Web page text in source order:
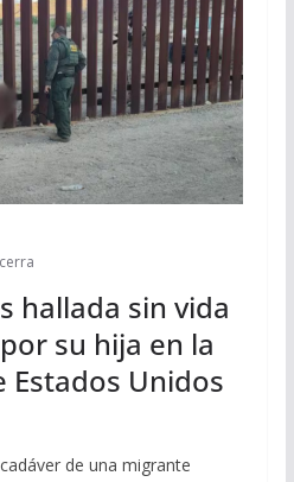
hallada sin vida
su hija en la
Unidos
de una migrante